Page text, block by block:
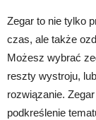
Zegar to nie tylko
czas, ale także
Możesz wybrać
reszty wystroju,
rozwiązanie.
podkreślenie